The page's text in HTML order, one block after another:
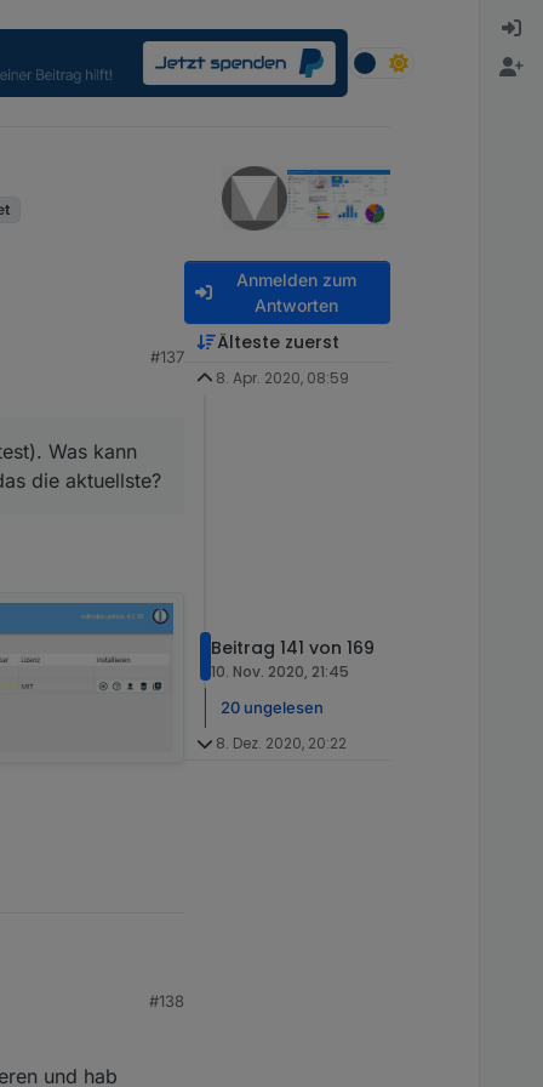
dem einen Tablet
eine fehlerhafte
so werden die Zeilen
ein Scrollbar
auf dem Laptop
Einstellungen der
#137
Was kann
die aktuellste?
#138
und hab
Anmelden zum
Antworten
Älteste zuerst
8. Apr. 2020, 08:59
Beitrag 141 von 169
10. Nov. 2020, 21:45
20 ungelesen
8. Dez. 2020, 20:22